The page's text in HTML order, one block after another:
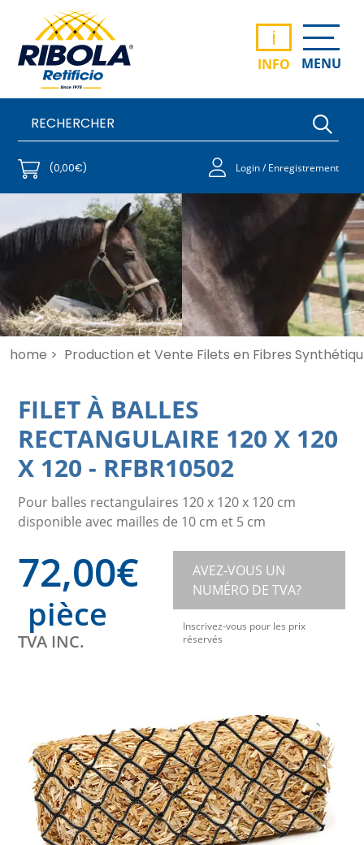
i
INFO MENU
(0,00€) Login / Enregistrement
home > Production et Vente Filets en Fibres
FILET À BALLES
RECTANGULAIRE 120 X 120
X 120 - RFBR10502
Pour balles rectangulaires 120 x 120 x 120 cm
disponible avec mailles de 10 cm et 5 cm
72,00€
pièce
TVA INC.
AVEZ-VOUS UN
NUMÉRO DE TVA?
Inscrivez-vous pour les prix
réservés